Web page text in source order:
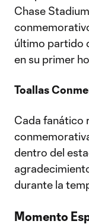
Chase
último partido
en su primer
Toallas
Cada fanático
dentro del
durante la
Momento